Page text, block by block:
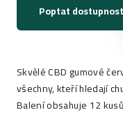
Poptat dostupnost
Skvělé CBD gumové
všechny, kteří hledají
Balení obsahuje 12